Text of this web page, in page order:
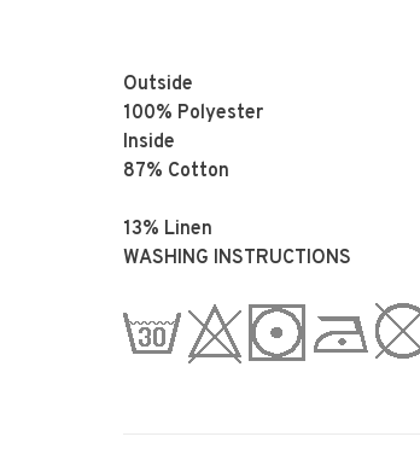
Outside
100% Polyester
Inside
87% Cotton
13% Linen
WASHING INSTRUCTIONS